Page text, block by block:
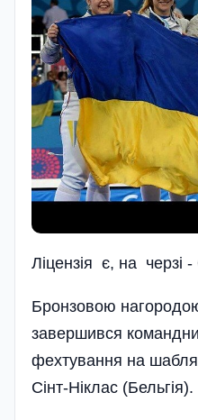
Ліцензія є, на черзі
Бронзовою
завершився
фехтування на
Сінт-Ніклас (Бельгія).